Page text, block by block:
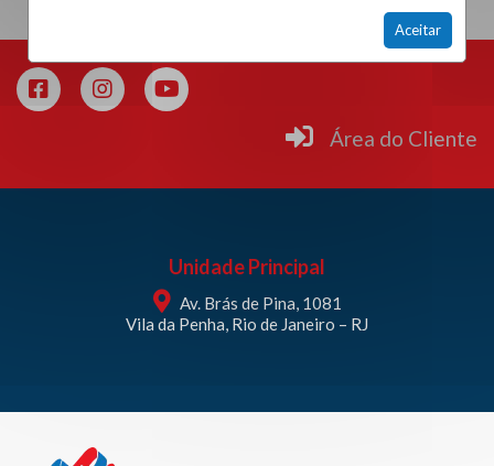
Aceitar
Área do Cliente
Unidade Principal
Av. Brás de Pina, 1081
Vila da Penha, Rio de Janeiro – RJ